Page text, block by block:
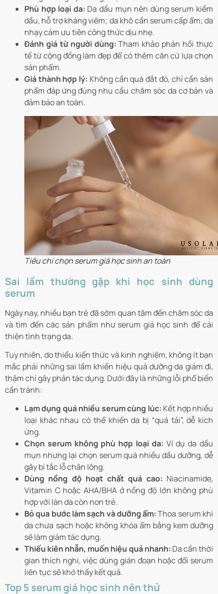
Phù hợp loại da: Da dầu mụn nên dùng serum kiềm
dầu, hỗ trợ kháng viêm; da khô cần serum cấp ẩm; da
nhạy cảm ưu tiên công thức dịu nhẹ.
Đánh giá từ người dùng: Tham khảo phản hồi thực
tế từ cộng đồng làm đẹp để có thêm căn cứ lựa chọn
sản phẩm.
Giá thành hợp lý: Không cần quá đắt đỏ, chỉ cần sản
phẩm đáp ứng đúng nhu cầu chăm sóc da cơ bản và
đảm bảo an toàn.
Tiêu chí chọn serum giá học sinh an toàn
Sai lầm thường gặp khi học sinh dùng
serum
Ngày nay, nhiều bạn trẻ đã sớm quan tâm đến chăm sóc da
và tìm đến các sản phẩm như serum giá học sinh để cải
thiện tình trạng da.
Tuy nhiên, do thiếu kiến thức và kinh nghiệm, không ít bạn
mắc phải những sai lầm khiến hiệu quả dưỡng da giảm đi,
thậm chí gây phản tác dụng. Dưới đây là những lỗi phổ biến
cần tránh:
Lạm dụng quá nhiều serum cùng lúc: Kết hợp nhiều
loại khác nhau có thể khiến da bị “quá tải”, dễ kích
ứng.
Chọn serum không phù hợp loại da: Ví dụ da dầu
mụn nhưng lại chọn serum quá nhiều dầu dưỡng, dễ
gây bí tắc lỗ chân lông.
Dùng nồng độ hoạt chất quá cao: Niacinamide,
Vitamin C hoặc AHA/BHA ở nồng độ lớn không phù
hợp với làn da còn non trẻ.
Bỏ qua bước làm sạch và dưỡng ẩm:Thoa serum khi
da chưa sạch hoặc không khóa ẩm bằng kem dưỡng
sẽ làm giảm tác dụng.
Thiếu kiên nhẫn, muốn hiệu quả nhanh: Da cần thời
gian thích nghi, việc dùng gián đoạn hoặc đổi serum
liên tục sẽ khó thấy kết quả.
Top 5 serum giá học sinh nên thử